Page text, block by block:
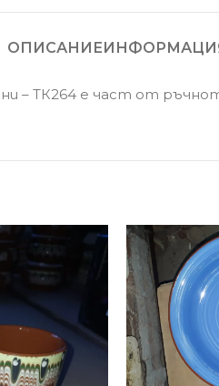
ОПИСАНИЕ
– ТК264 е част от